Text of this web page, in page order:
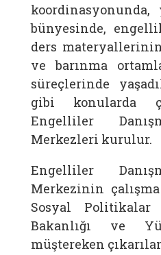
bünyesinde,
ders
ve barınma
süreçlerinde
gibi konularda
Engelliler
Merkezleri kurulur.
Engelliler
Merkezinin
Sosyal
Bakanlığı ve
müştereken